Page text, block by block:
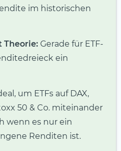
im historischen
Theorie: Gerade für ETF-
ein
um ETFs auf DAX,
50 & Co. miteinander
wenn es nur ein
Renditen ist.